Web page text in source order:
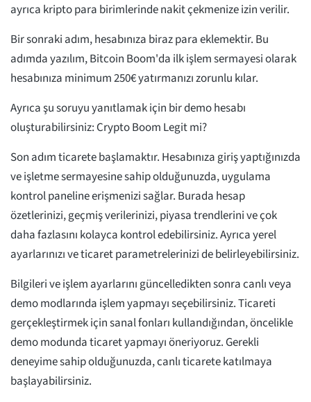
ayrıca kripto para birimlerinde nakit çekmenize izin verilir.
Bir sonraki adım, hesabınıza biraz para eklemektir. Bu
adımda yazılım, Bitcoin Boom'da ilk işlem sermayesi olarak
hesabınıza minimum 250€ yatırmanızı zorunlu kılar.
Ayrıca şu soruyu yanıtlamak için bir demo hesabı
oluşturabilirsiniz: Crypto Boom Legit mi?
Son adım ticarete başlamaktır. Hesabınıza giriş yaptığınızda
ve işletme sermayesine sahip olduğunuzda, uygulama
kontrol paneline erişmenizi sağlar. Burada hesap
özetlerinizi, geçmiş verilerinizi, piyasa trendlerini ve çok
daha fazlasını kolayca kontrol edebilirsiniz. Ayrıca yerel
ayarlarınızı ve ticaret parametrelerinizi de belirleyebilirsiniz.
Bilgileri ve işlem ayarlarını güncelledikten sonra canlı veya
demo modlarında işlem yapmayı seçebilirsiniz. Ticareti
gerçekleştirmek için sanal fonları kullandığından, öncelikle
demo modunda ticaret yapmayı öneriyoruz. Gerekli
deneyime sahip olduğunuzda, canlı ticarete katılmaya
başlayabilirsiniz.